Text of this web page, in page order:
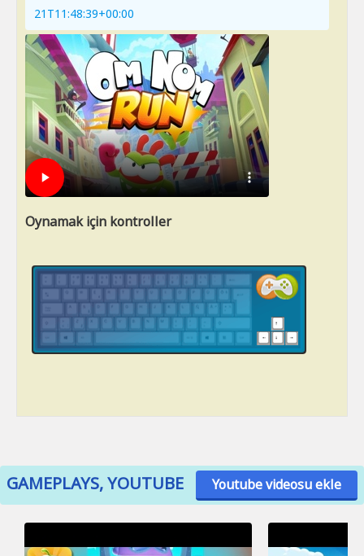
21T11:48:39+00:00
Oynamak için kontroller
GAMEPLAYS, YOUTUBE Youtube videosu ekle